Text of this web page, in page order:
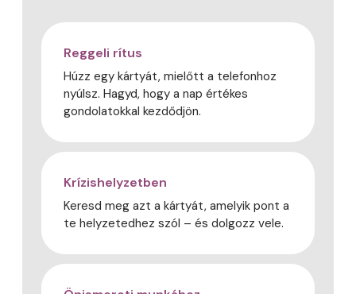
Reggeli rítus
Húzz egy kártyát, mielőtt a telefonhoz
nyúlsz. Hagyd, hogy a nap értékes
gondolatokkal kezdődjön.
Krízishelyzetben
Keresd meg azt a kártyát, amelyik pont a
te helyzetedhez szól – és dolgozz vele.